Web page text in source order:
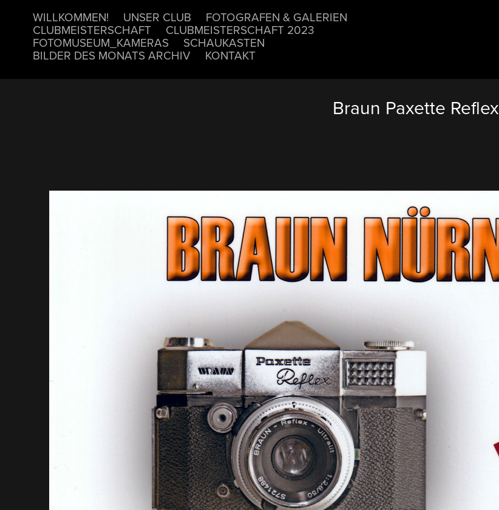
WILLKOMMEN! UNSER CLUB FOTOGRAFEN & GALERIEN
CLUBMEISTERSCHAFT CLUBMEISTERSCHAFT 2023
FOTOMUSEUM_KAMERAS SCHAUKASTEN
BILDER DES MONATS ARCHIV KONTAKT
Braun Paxette Reflex